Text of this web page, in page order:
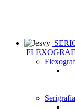
Serigrafía